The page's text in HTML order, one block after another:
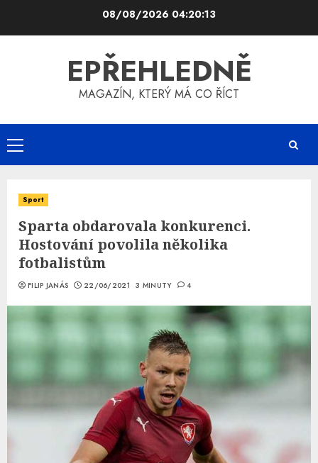
08/08/2026 04:20:13
EPŘEHLEDNĚ
MAGAZÍN, KTERÝ MÁ CO ŘÍCT
Primary
Menu
Sport
Sparta obdarovala konkurenci.
Hostování povolila několika
fotbalistům
FILIP JANÁS 22/06/2021 3 MINUTY 4